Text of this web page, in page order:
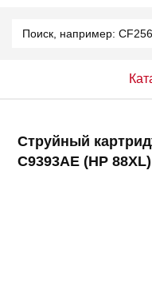
Струйный
C9393AE (HP